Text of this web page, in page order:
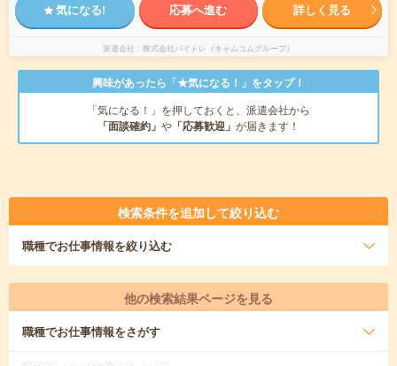
気になる! 応募へ進む 詳しく見る
派遣会社 株式会社バイトレ（キャムコムグループ）
興味があったら「★気になる！」をタップ！
「気になる！」を押しておくと、派遣会社から
「面談確約」 や 「応募歓迎」 が届きます！
検索条件を追加して絞り込む
職種でお仕事情報を絞り込む
他の検索結果ページを見る
職種でお仕事情報をさがす